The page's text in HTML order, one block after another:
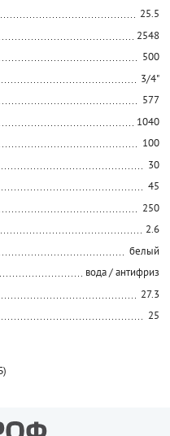
25.5
2548
500
3/4"
577
1040
100
30
45
250
2.6
белый
вода / антифриз
27.3
25